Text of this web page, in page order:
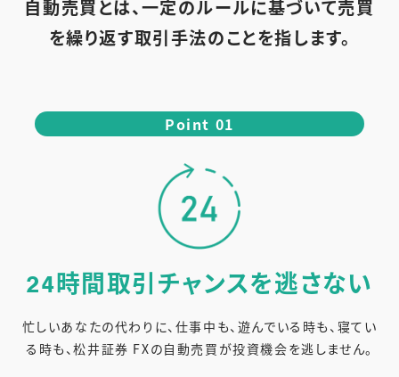
自動売買とは、一定のルールに基づいて売買
を繰り返す取引手法のことを指します。
Point 01
24時間取引チャンスを逃さない
忙しいあなたの代わりに、仕事中も、遊んでいる時も、寝てい
る時も、松井証券 FXの自動売買が投資機会を逃しません。